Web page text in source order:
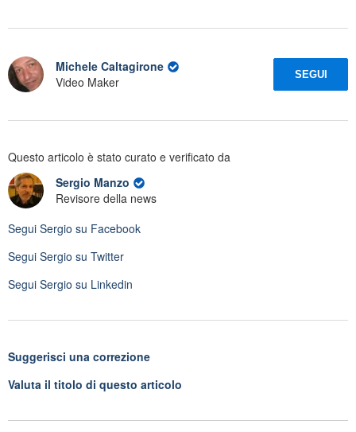
Michele Caltagirone
Video Maker
SEGUI
Questo articolo è stato curato e verificato da
Sergio Manzo
Revisore della news
Segui Sergio su Facebook
Segui Sergio su Twitter
Segui Sergio su Linkedin
Suggerisci una correzione
Valuta il titolo di questo articolo